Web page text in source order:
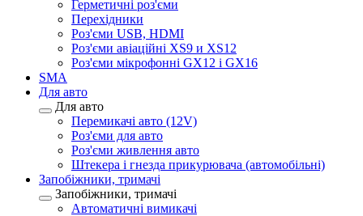
Герметичні роз'єми
Перехідники
Роз'єми USB, HDMI
Роз'єми авіаційні XS9 и XS12
Роз'єми мікрофонні GX12 і GX16
SMA
Для авто
Для авто
Перемикачі авто (12V)
Роз'єми для авто
Роз'єми живлення авто
Штекера і гнезда прикурювача (автомобільні)
Запобіжники, тримачі
Запобіжники, тримачі
Автоматичні вимикачі